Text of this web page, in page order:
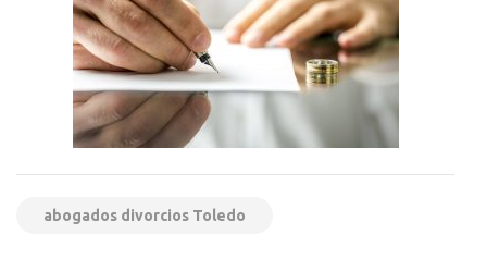
abogados divorcios Toledo